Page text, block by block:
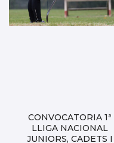
CONVOCATORIA 1ª
LLIGA NACIONAL
JUNIORS, CADETS I